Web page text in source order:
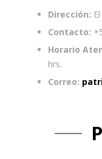
Dirección:
Contacto:
Horario
hrs.
Correo: